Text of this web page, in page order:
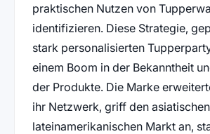
praktischen Nutzen von
identifizieren. Diese Strategie,
stark personalisierten
einem Boom in der Bekanntheit
der Produkte. Die Marke
ihr Netzwerk, griff den
lateinamerikanischen Markt an,